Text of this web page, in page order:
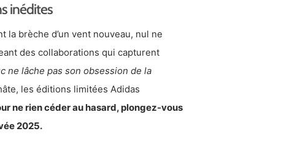
inédites
brèche d’un vent nouveau, nul ne
des collaborations qui capturent
ne lâche pas son obsession de la
les éditions limitées Adidas
ne rien céder au hasard, plongez-vous
2025.